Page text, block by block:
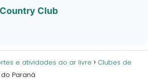
Club
e atividades ao ar livre
Clubes de
Paraná